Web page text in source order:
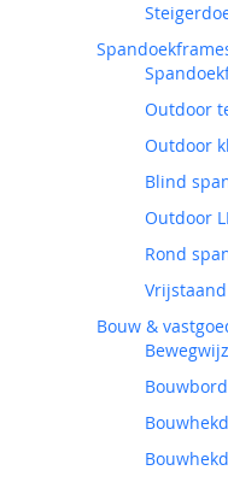
Outdoor
Outdoor
Blind
Outdoor
Rond
Bouw &
Bouwbord